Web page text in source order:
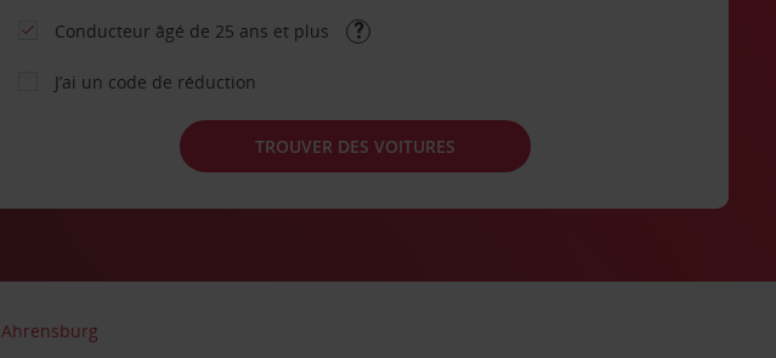
Conducteur âgé de 25 ans et plus
J’ai un code de réduction
TROUVER DES VOITURES
Ahrensburg